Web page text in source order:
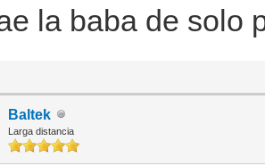
la baba de solo
Baltek
Larga distancia